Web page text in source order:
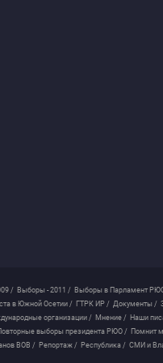
/ Выборы - 2011 / Выборы в Парламент
в Южной Осетии / ГТРК ИР / Документы /
организации / Мнение / Наши
выборы президента РЮО / Помнит
ВОВ / Репортаж / Республика / СМИ и